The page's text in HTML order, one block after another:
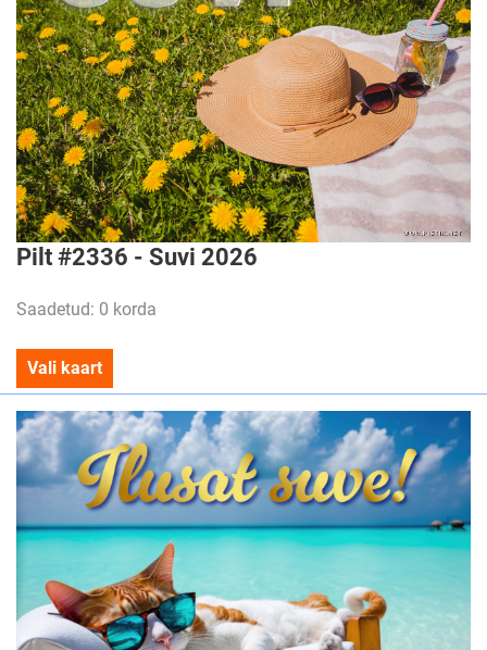
Pilt #2336 - Suvi 2026
Saadetud: 0 korda
Vali kaart